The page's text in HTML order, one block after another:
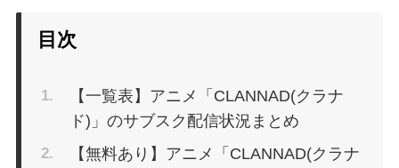
目次
【一覧表】アニメ「CLANNAD(クラナ
ド)」のサブスク配信状況まとめ
【無料あり】アニメ「CLANNAD(クラナ